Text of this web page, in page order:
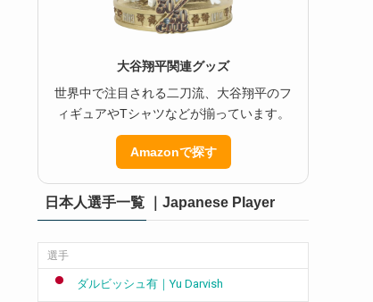
大谷翔平関連グッズ
世界中で注目される二刀流、大谷翔平のフ
ィギュアやTシャツなどが揃っています。
Amazonで探す
日本人選手一覧 ｜Japanese Player
選手
ダルビッシュ有｜Yu Darvish